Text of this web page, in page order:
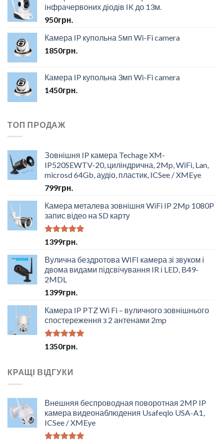
інфрачервоних діодів IK до 13м.
950грн.
Камера IP купольна 5мп Wi-Fi camera
1850грн.
Камера IP купольна 3мп Wi-Fi camera
1450грн.
ТОП ПРОДАЖ
Зовнішня IP камера Techage XM-
IP520SEWTV-20, циліндрична, 2Mp, WiFi, Lan,
microsd 64Gb, аудіо, пластик, ICSee / XMEye
799грн.
Камера металева зовнішня WiFi IP 2Mp 1080P
запис відео на SD карту
Оцінено в
з 5
1399грн.
Вулична бездротова WIFI камера зі звуком і
двома видами підсвічування IR і LED, B49-
2MDL
1399грн.
Камера IP PTZ Wi Fi – вуличного зовнішнього
спостереження з 2 антенами 2mp
Оцінено в
з 5
1350грн.
КРАЩІ ВІДГУКИ
Внешняя беспроводная поворотная 2MP IP
камера видеонаблюдения Usafeqlo USA-A1,
ICSee / XMEye